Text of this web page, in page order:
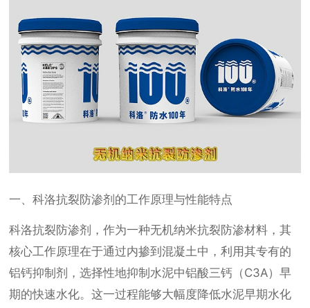
一、科洛抗裂防渗剂的工作原理与性能特点
科洛抗裂防渗剂，作为一种无机纳米抗裂防渗材料，其
核心工作原理在于通过内掺到混凝土中，利用其专有的
铝钙抑制剂，选择性地抑制水泥中铝酸三钙（C3A）早
期的快速水化。这一过程能够大幅度降低水泥早期水化